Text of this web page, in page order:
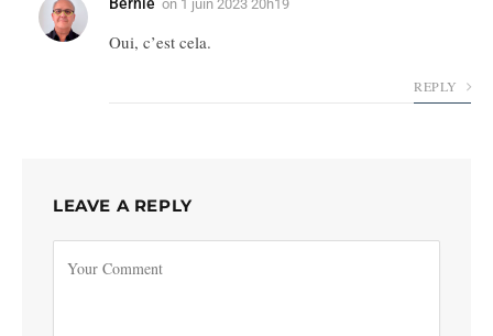
on 1 juin 2023 20h19
Oui, c’est cela.
REPLY
LEAVE A REPLY